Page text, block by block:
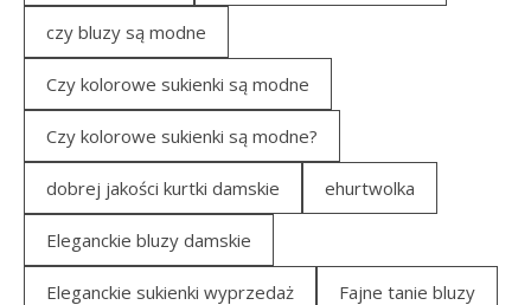
czy bluzy są modne
Czy kolorowe sukienki są modne
Czy kolorowe sukienki są modne?
dobrej jakości kurtki damskie ehurtwolka
Eleganckie bluzy damskie
Eleganckie sukienki wyprzedaż Fajne tanie bluzy